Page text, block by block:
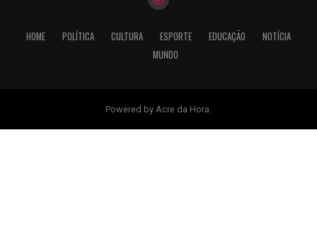
HOME POLÍTICA CULTURA ESPORTE EDUCAÇÃO
NOTÍCIA
MUNDO
Powered by Acre da Hora.